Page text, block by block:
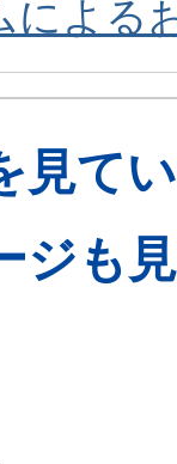
による
見て
ジも